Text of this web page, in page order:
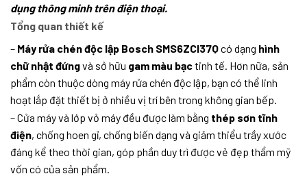
dụng thông minh trên điện thoại.
Tổng quan thiết kế
– Máy rửa chén độc lập Bosch SMS6ZCI37Qcó dạng hình
chữ nhật đứngvà sở hữu gam màu bạctinh tế. Hơn nữa, sản
phẩm còn thuộc dòng máy rửa chén độc lập, bạn có thể linh
hoạt lắp đặt thiết bị ở nhiều vị trí bên trong không gian bếp.
– Cửa máy và lớp vỏ máy đều được làm bằng thép sơn tĩnh
điện, chống hoen gỉ, chống biến dạng và giảm thiểu trầy xước
đáng kể theo thời gian, góp phần duy trì được vẻ đẹp thẩm mỹ
vốn có của sản phẩm.